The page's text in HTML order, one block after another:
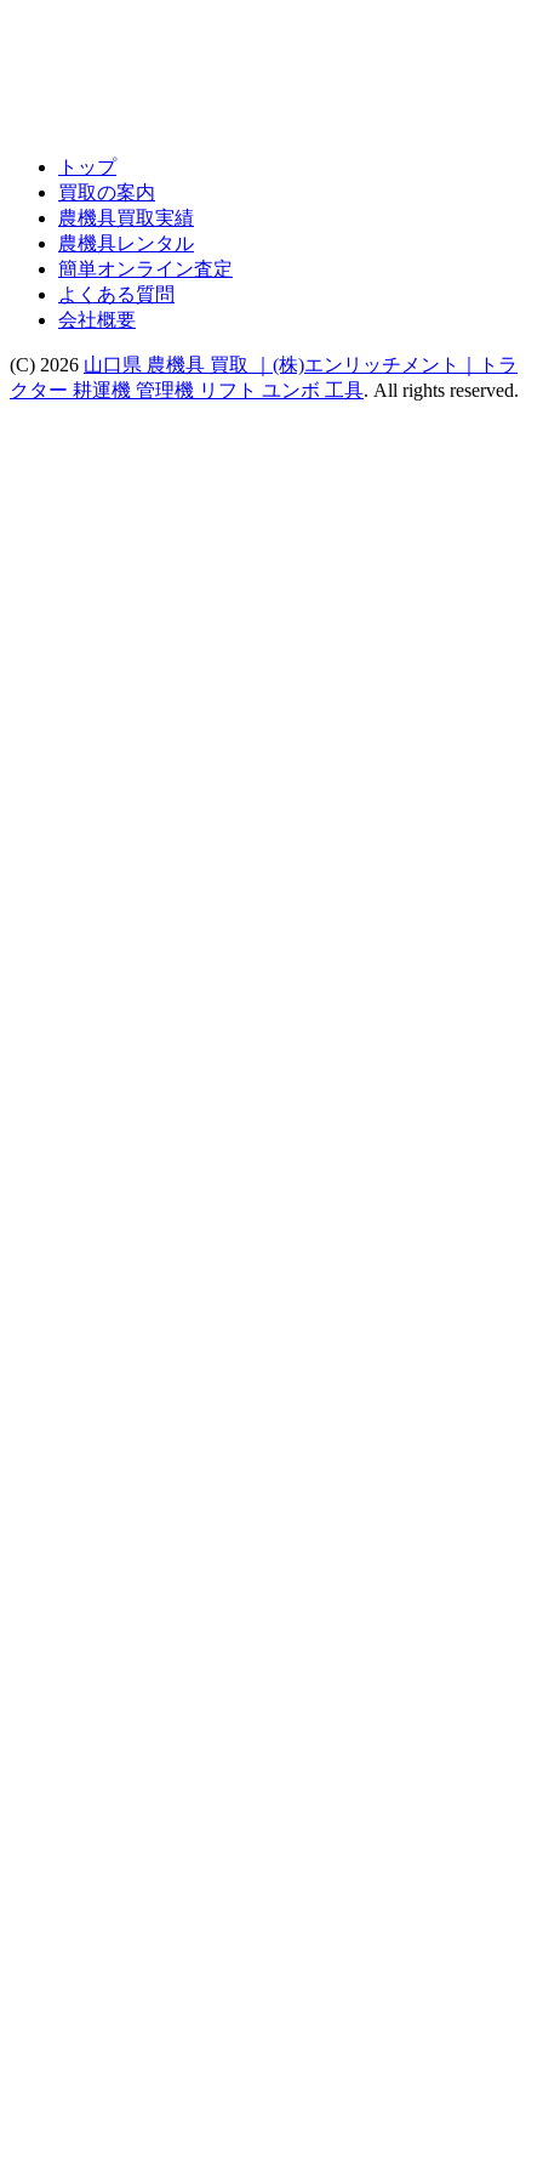
トップ
買取の案内
農機具買取実績
農機具レンタル
簡単オンライン査定
よくある質問
会社概要
(C) 2026 山口県 農機具 買取 ｜(株)エンリッチメント｜トラ
クター 耕運機 管理機 リフト ユンボ 工具. All rights reserved.